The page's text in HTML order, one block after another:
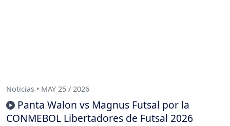
Noticias • MAY 25 / 2026
Panta Walon vs Magnus Futsal por la
CONMEBOL Libertadores de Futsal 2026